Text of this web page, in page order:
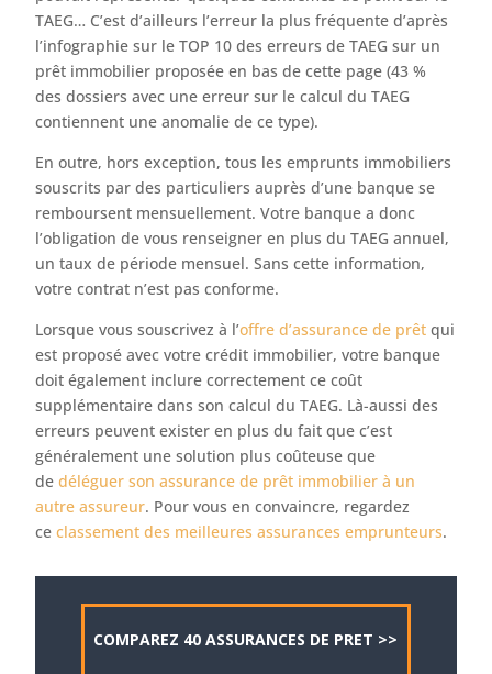
TAEG… C’est d’ailleurs l’erreur la plus fréquente d’après
l’infographie sur le TOP 10 des erreurs de TAEG sur un
prêt immobilier proposée en bas de cette page (43 %
des dossiers avec une erreur sur le calcul du TAEG
contiennent une anomalie de ce type).
En outre, hors exception, tous les emprunts immobiliers
souscrits par des particuliers auprès d’une banque se
remboursent mensuellement. Votre banque a donc
l’obligation de vous renseigner en plus du TAEG annuel,
un taux de période mensuel. Sans cette information,
votre contrat n’est pas conforme.
Lorsque vous souscrivez à l’offre d’assurance de prêt qui
est proposé avec votre crédit immobilier, votre banque
doit également inclure correctement ce coût
supplémentaire dans son calcul du TAEG. Là-aussi des
erreurs peuvent exister en plus du fait que c’est
généralement une solution plus coûteuse que
dedéléguer son assurance de prêt immobilier à un
autre assureur. Pour vous en convaincre, regardez
ceclassement des meilleures assurances emprunteurs.
COMPAREZ 40 ASSURANCES DE PRET >>